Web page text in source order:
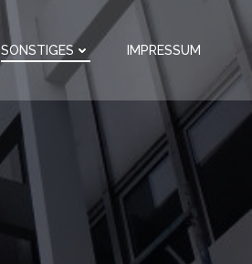
SONSTIGES IMPRESSUM